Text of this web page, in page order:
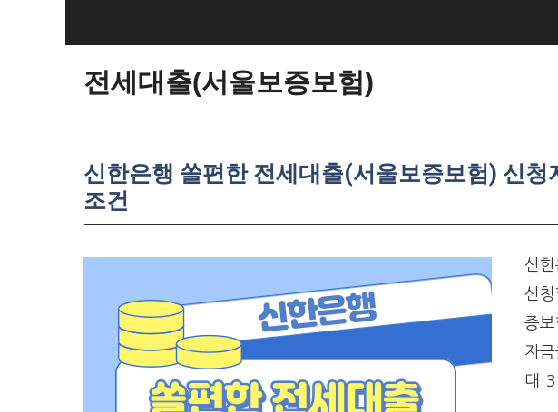
전세대출(서울보증보험)
신한은행 쏠편한 전세대출(서울보증보험) 신
조건
신
신
증
자
대